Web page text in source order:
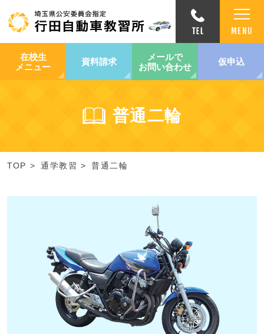
在校生
メニュー
資料請求
メールで
お問い合わせ
仮申込
普通二輪
TOP 通学教習 普通二輪